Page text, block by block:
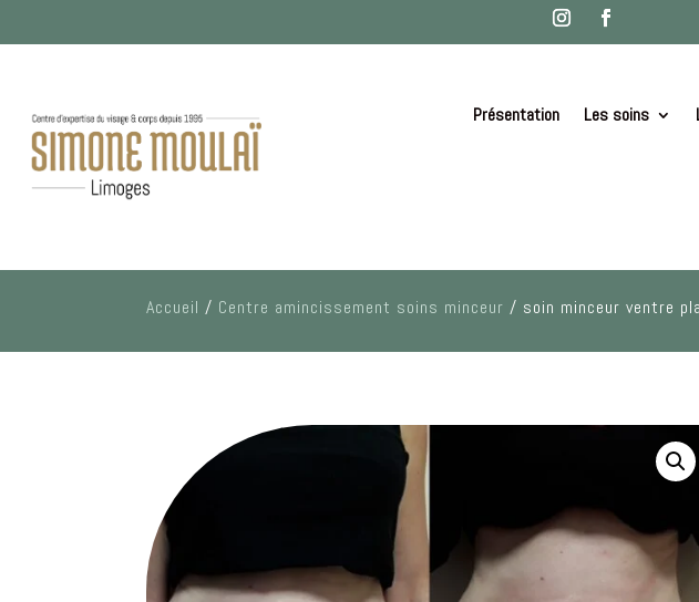
Présentation Les soins
Accueil / Centre amincissement soins minceur / soin minceur ventre